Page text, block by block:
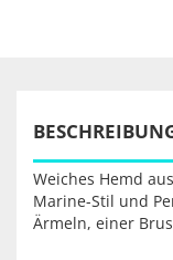
Weiches Hemd
Marine-Stil und
Ärmeln, einer